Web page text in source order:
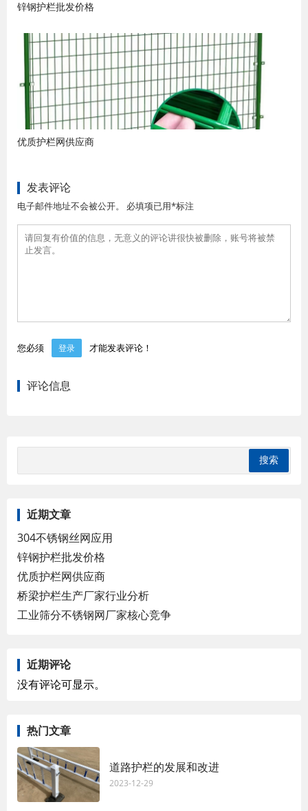
锌钢护栏批发价格
优质护栏网供应商
发表评论
电子邮件地址不会被公开。 必填项已用*标注
您必须 登录 才能发表评论！
评论信息
近期文章
304不锈钢丝网应用
锌钢护栏批发价格
优质护栏网供应商
桥梁护栏生产厂家行业分析
工业筛分不锈钢网厂家核心竞争
近期评论
没有评论可显示。
热门文章
道路护栏的发展和改进
2023-12-29